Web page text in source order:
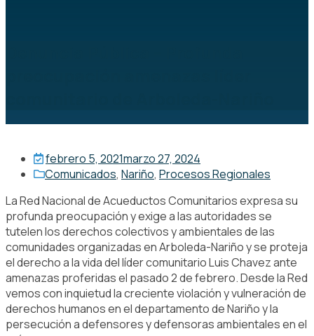
febrero 5, 2021marzo 27, 2024
Comunicados, Nariño, Procesos Regionales
La Red Nacional de Acueductos Comunitarios expresa su
profunda preocupación y exige a las autoridades se
tutelen los derechos colectivos y ambientales de las
comunidades organizadas en Arboleda-Nariño y se proteja
el derecho a la vida del líder comunitario Luis Chavez ante
amenazas proferidas el pasado 2 de febrero. Desde la Red
vemos con inquietud la creciente violación y vulneración de
derechos humanos en el departamento de Nariño y la
persecución a defensores y defensoras ambientales en el